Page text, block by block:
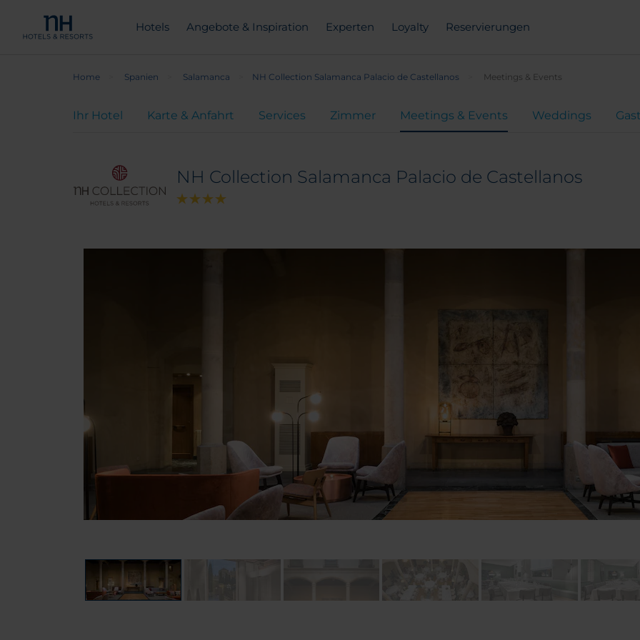
Hotels Angebote & Inspiration Experten Loyalty Reservierungen
Home Spanien Salamanca NH Collection Salamanca Palacio de Castellanos Meetings & Events
Ihr Hotel Karte & Anfahrt Services Zimmer Meetings & Events Weddings
NH Collection Salamanca Palacio de Castellanos